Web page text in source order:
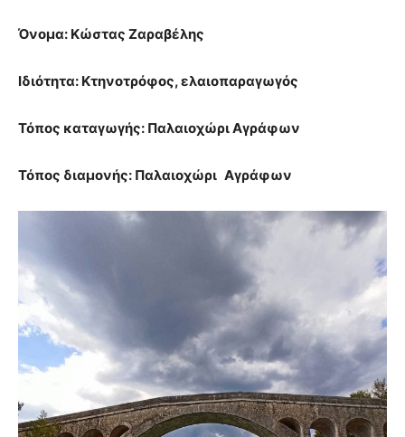
Όνομα: Κώστας Ζαραβέλης
Ιδιότητα: Κτηνοτρόφος, ελαιοπαραγωγός
Τόπος καταγωγής: Παλαιοχώρι Αγράφων
Τόπος διαμονής: Παλαιοχώρι Αγράφων